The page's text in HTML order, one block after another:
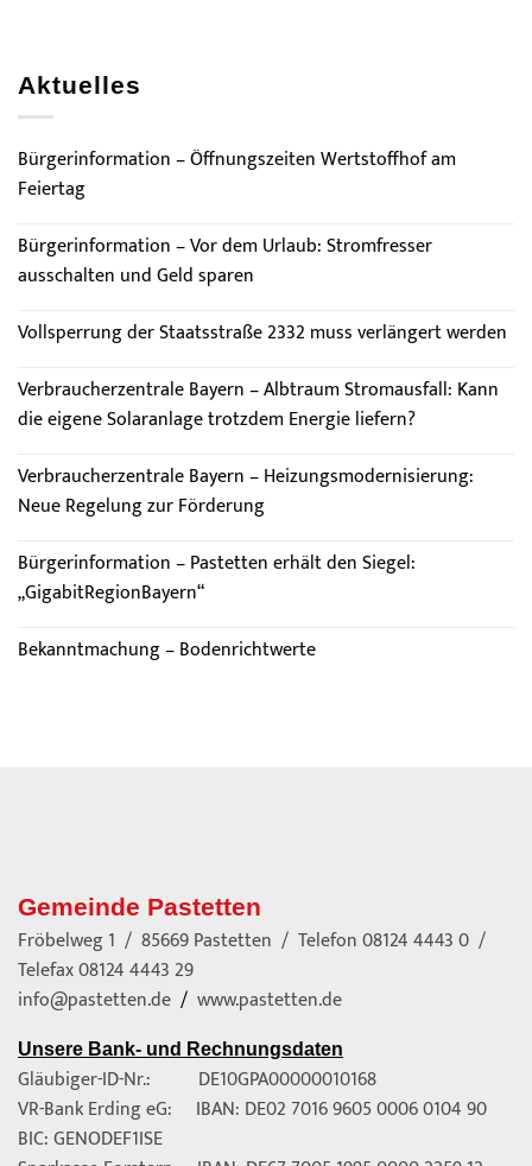
Aktuelles
Bürgerinformation – Öffnungszeiten Wertstoffhof am
Feiertag
Bürgerinformation – Vor dem Urlaub: Stromfresser
ausschalten und Geld sparen
Vollsperrung der Staatsstraße 2332 muss verlängert werden
Verbraucherzentrale Bayern – Albtraum Stromausfall: Kann
die eigene Solaranlage trotzdem Energie liefern?
Verbraucherzentrale Bayern – Heizungsmodernisierung:
Neue Regelung zur Förderung
Bürgerinformation – Pastetten erhält den Siegel:
„GigabitRegionBayern“
Bekanntmachung – Bodenrichtwerte
Gemeinde Pastetten
Fröbelweg 1 / 85669 Pastetten / Telefon08124 4443 0 /
Telefax 08124 4443 29
info@pastetten.de / www.pastetten.de
Unsere Bank- und Rechnungsdaten
Gläubiger-ID-Nr.: DE10GPA00000010168
VR-Bank Erding eG: IBAN: DE02 7016 9605 0006 0104 90
BIC: GENODEF1ISE